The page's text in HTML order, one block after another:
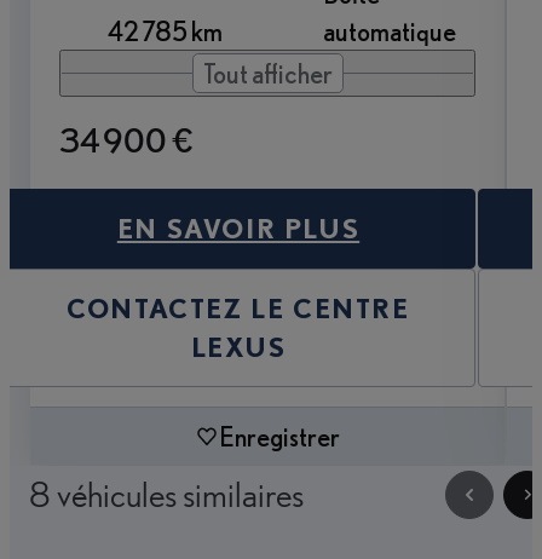
42 785 km
automatique
Tout afficher
34 900 €
EN SAVOIR PLUS
CONTACTEZ LE CENTRE
LEXUS
Enregistrer
8 véhicules similaires